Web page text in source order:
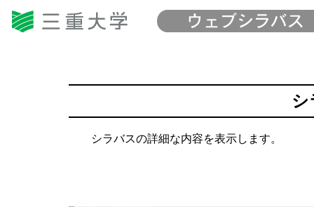
シ
シラバスの詳細な内容を表示します。